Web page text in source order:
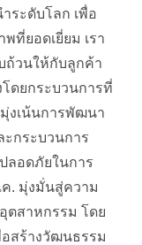
ระดับโลก เพื่อ
ที่ยอดเยี่ยม เรา
ถ้วนให้กับลูกค้า
ดยกระบวนการที่
มุ่งเน้นการพัฒนา
กระบวนการ
ลอดภัยในการ
ค. มุ่งมั่นสู่ความ
ตสาหกรรม โดย
สร้างวัฒนธรรม